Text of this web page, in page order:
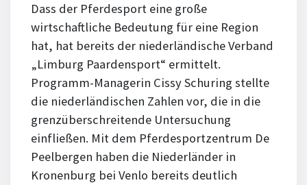
Dass der Pferdesport eine große
wirtschaftliche Bedeutung für eine Region
hat, hat bereits der niederländische Verband
„Limburg Paardensport“ ermittelt.
Programm-Managerin Cissy Schuring stellte
die niederländischen Zahlen vor, die in die
grenzüberschreitende Untersuchung
einfließen. Mit dem Pferdesportzentrum De
Peelbergen haben die Niederländer in
Kronenburg bei Venlo bereits deutlich